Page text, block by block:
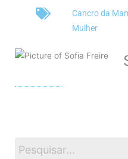
Cancro da
Mulher